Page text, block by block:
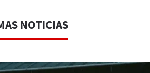
NOTICIAS